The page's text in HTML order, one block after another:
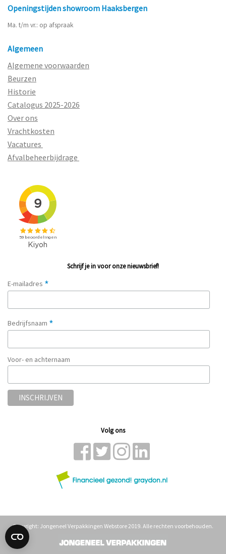
Openingstijden showroom Haaksbergen
Ma. t/m vr.: op afspraak
Algemeen
Algemene voorwaarden
Beurzen
Historie
Catalogus 2025-2026
Over ons
Vrachtkosten
Vacatures
Afvalbeheerbijdrage
Schrijf je in voor onze nieuwsbrief!
E-mailadres *
Bedrijfsnaam *
Voor- en achternaam
Volg ons
Copyright: Jongeneel Verpakkingen Webstore 2019. Alle rechten voorbehouden.